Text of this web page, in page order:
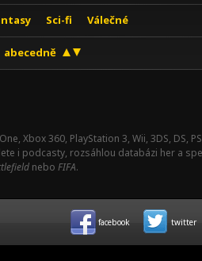
Sci-fi Válečné
abecedně
Xbox 360, PlayStation 3, Wii, 3DS, DS,
i podcasty, rozsáhlou databázi her a
nebo FIFA.
facebook twitter